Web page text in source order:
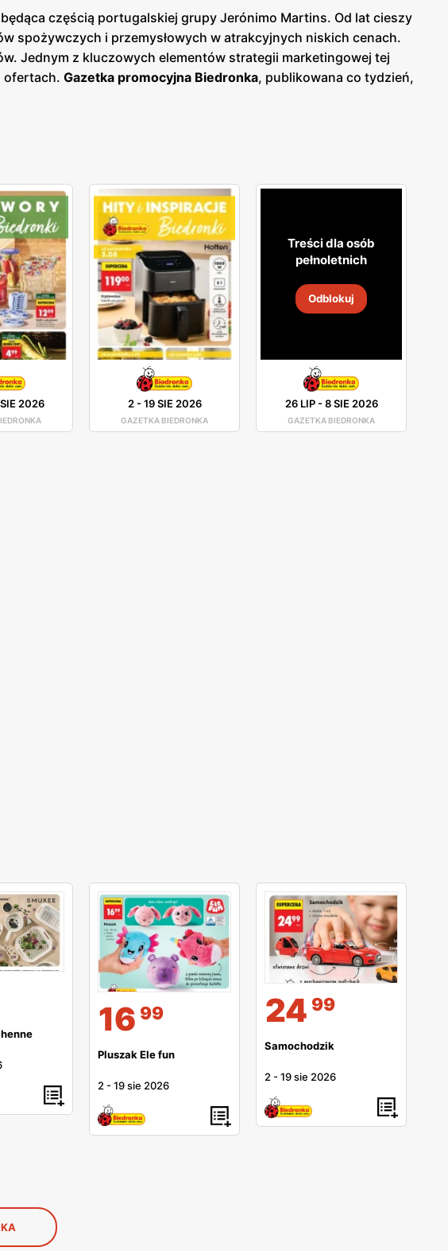
częścią portugalskiej grupy Jerónimo Martins. Od lat cieszy
spożywczych i przemysłowych w atrakcyjnych niskich cenach.
Jednym z kluczowych elementów strategii marketingowej tej
ofertach. Gazetka promocyjna Biedronka, publikowana co tydzień,
planować swoje zakupy i korzystać z wyjątkowych okazji
na świeże, wysokiej jakości produkty, które spełniają ich
co sprawia, że jest łatwo dostępna dla milionów konsumentów.
na wygodne zakupy blisko domu. Firma stawia na wysoką
pozostaje jednym z ulubionych miejsc zakupów Polaków. Sieć
istniejące, aby zapewnić najwyższą jakość i atrakcyjność
oferty i doskonałą obsługę.
2026 2-19 SIE 2026
GAZETKA BIEDRONKA
Treści dla osób
pełnoletnich
Odblokuj
26 LIP-8 SIE 2026
GAZETKA BIEDRONKA
16 99
Pluszak Ele fun
2 -19 sie 2026
24 99
Samochodzik
2 -19 sie 2026